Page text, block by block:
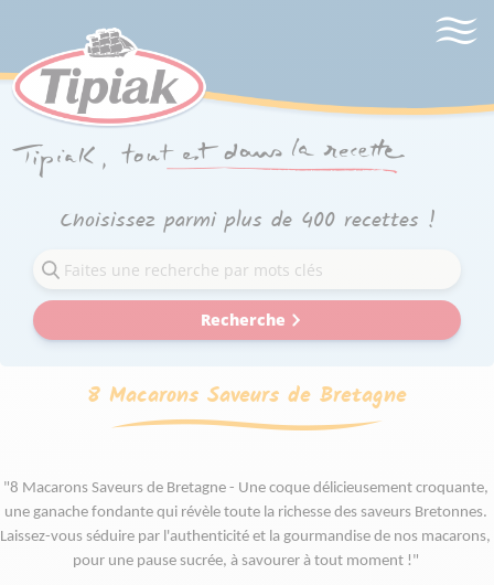
Choisissez parmi plus de 400 recettes !
Recherche
8 Macarons Saveurs de Bretagne
"8 Macarons Saveurs de Bretagne - Une coque délicieusement croquante,
une ganache fondante qui révèle toute la richesse des saveurs Bretonnes.
Laissez-vous séduire par l'authenticité et la gourmandise de nos macarons,
pour une pause sucrée, à savourer à tout moment !"